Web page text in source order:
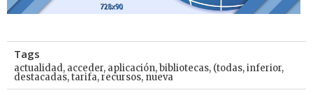
Tags
actualidad, acceder, aplicación,bibliotecas, (todas,inferior,
destacadas,tarifa,recursos, nueva